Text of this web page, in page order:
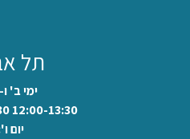
תל
ימי ב'
12:00-13:30 15:00-16:30
יום